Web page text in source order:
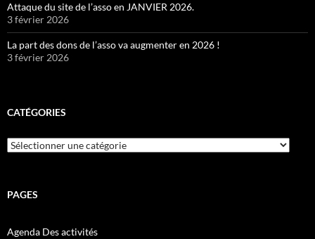
Attaque du site de l’asso en JANVIER 2026.
3 février 2026
La part des dons de l’asso va augmenter en 2026 !
3 février 2026
CATÉGORIES
Catégories
PAGES
Agenda Des activités